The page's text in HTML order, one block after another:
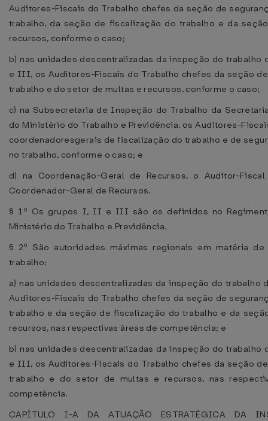
Auditores-Fiscais do Trabalho chefes da seção de
trabalho, da seção de fiscalização do trabalho e da
recursos, conforme o caso;
b) nas unidades descentralizadas da inspeção do
e III, os Auditores-Fiscais do Trabalho chefes da seção
trabalho e do setor de multas e recursos, conforme o caso;
c) na Subsecretaria de Inspeção do Trabalho da
do Ministério do Trabalho e Previdência, os Auditores-
coordenadoresgerais de fiscalização do trabalho e de
no trabalho, conforme o caso; e
d) na Coordenação-Geral de Recursos, o Auditor-
Coordenador-Geral de Recursos.
§ 1º Os grupos I, II e III são os definidos no
Ministério do Trabalho e Previdência.
§ 2º São autoridades máximas regionais em matéria
trabalho:
a) nas unidades descentralizadas da inspeção do trabalho
Auditores-Fiscais do Trabalho chefes da seção de
trabalho e da seção de fiscalização do trabalho e da
recursos, nas respectivas áreas de competência; e
b) nas unidades descentralizadas da inspeção do
e III, os Auditores-Fiscais do Trabalho chefes da seção
trabalho e do setor de multas e recursos, nas
competência.
CAPÍTULO I-A DA ATUAÇÃO ESTRATÉGICA DA